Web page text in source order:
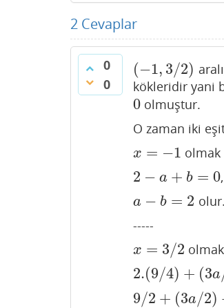
2 Cevaplar
0
0
(−1, 3/2)
(−1,3/ 2)
kökleridir yani
0
0 olmuştur.
O zaman iki
x = −1
x= −1 olmak
2 − a + b = 0
2 −a+b =0 ,
a − b = 2
a−b=2
olur.
-----
x = 3/2
x= 3/ 2
2.(9/4) + (3a
2.(9/4)+( 3a/ 2)+b
9/2 + (3a/2)
9/2+ (3a /2)+b=0